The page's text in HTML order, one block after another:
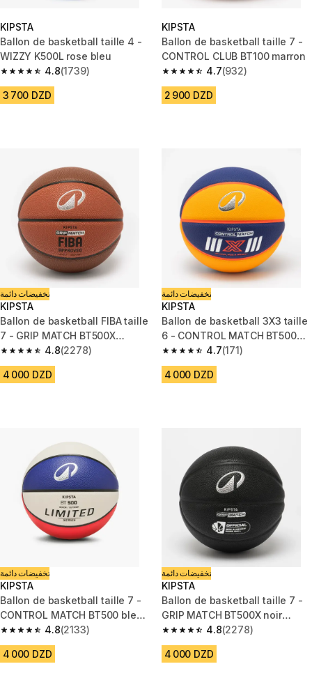
KIPSTA
Ballon de basketball taille 4 -
WIZZY K500L rose bleu
4.8
4.8 out of 5 stars from 1739 reviews
(1739)
3 700 DZD
KIPSTA
Ballon de basketball taille 7 -
CONTROL CLUB BT100 marron
4.7
4.7 out of 5 stars from 932
(932)
2 900 DZD
تخفيضات دائمة
KIPSTA
Ballon de basketball FIBA taille
7 - GRIP MATCH BT500X
marron
4.8
4.8 out of 5 stars from 2278 reviews
(2278)
4 000 DZD
تخفيضات دائمة
KIPSTA
Ballon de basketball 3X3 taille
6 - CONTROL MATCH BT500
jaune bleu4.7
4.7 out of 5 stars from 171
(171)
4 000 DZD
تخفيضات دائمة
KIPSTA
Ballon de basketball taille 7 -
CONTROL MATCH BT500 bleu
rouge
4.8
4.8 out of 5 stars from 2133 reviews
(2133)
4 000 DZD
تخفيضات دائمة
KIPSTA
Ballon de basketball taille 7 -
GRIP MATCH BT500X noir
argent
4.8
4.8 out of 5 stars from 2278
(2278)
4 000 DZD